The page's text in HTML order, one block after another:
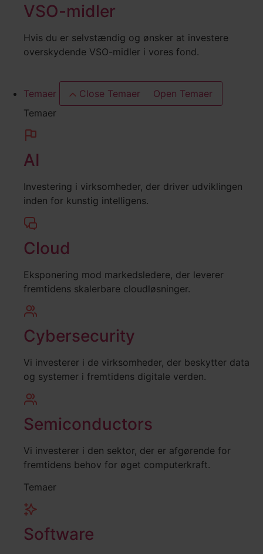
VSO-midler
Hvis du er selvstændig og ønsker at investere
overskydende VSO-midler i vores fond.
Temaer Close Temaer
Open Temaer
Temaer
AI
Investering i virksomheder, der driver udviklingen
inden for kunstig intelligens.
Cloud
Eksponering mod markedsledere, der leverer
fremtidens skalerbare cloudløsninger.
Cybersecurity
Vi investerer i de virksomheder, der beskytter data
og systemer i fremtidens digitale verden.
Semiconductors
Vi investerer i den sektor, der er afgørende for
fremtidens behov for øget computerkraft.
Temaer
Software